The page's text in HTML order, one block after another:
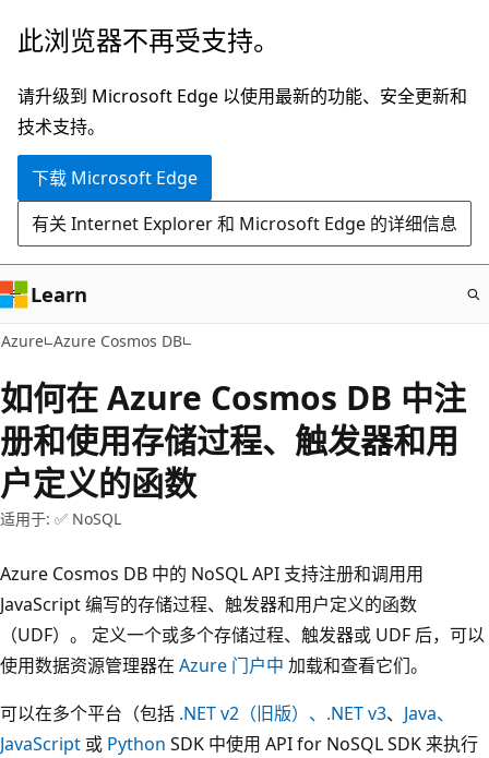
跳
主
要
内
此浏览器不再受支持。
请升级到 Microsoft Edge 以使用最新的功能、安全更新和
技术支持。
下载 Microsoft Edge
有关 Internet Explorer 和 Microsoft Edge 的详细信息
Learn
Azure Azure Cosmos DB
如何在 Azure Cosmos DB 中注
册和使用存储过程、触发器和用
户定义的函数
适用于: ✅ NoSQL
Azure Cosmos DB 中的 NoSQL API 支持注册和调用用
JavaScript 编写的存储过程、触发器和用户定义的函数
（UDF）。 定义一个或多个存储过程、触发器或 UDF 后，可以
使用数据资源管理器在 Azure 门户中 加载和查看它们。
可以在多个平台（包括 .NET v2（旧版）、.NET v3、 Java、
JavaScript 或 Python SDK 中使用 API for NoSQL SDK 来执行